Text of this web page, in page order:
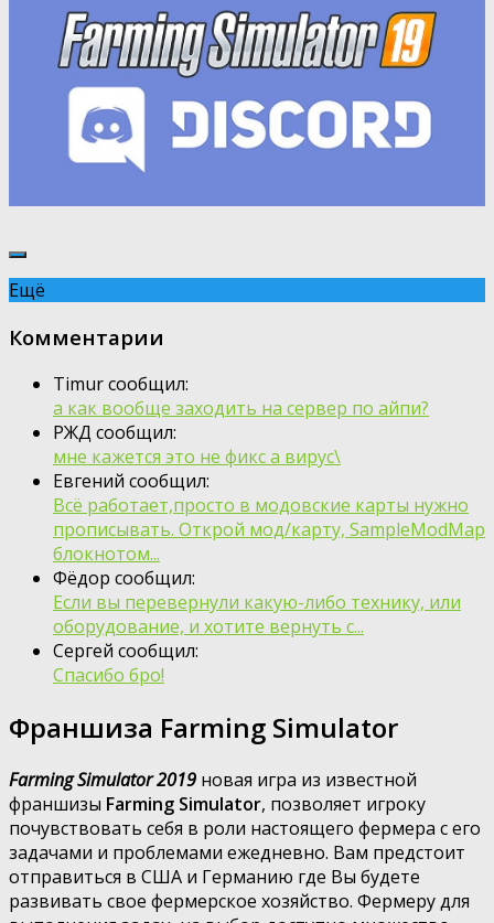
Ещё
Комментарии
Timur сообщил:
а как вообще заходить на сервер по айпи?
РЖД сообщил:
мне кажется это не фикс а вирус\
Евгений сообщил:
Всё работает,просто в модовские карты нужно
прописывать. Открой мод/карту, SampleModMap
блокнотом...
Фёдор сообщил:
Если вы перевернули какую-либо технику, или
оборудование, и хотите вернуть с...
Сергей сообщил:
Спасибо бро!
Франшиза Farming Simulator
Farming Simulator 2019 новая игра из известной
франшизы Farming Simulator, позволяет игроку
почувствовать себя в роли настоящего фермера с его
задачами и проблемами ежедневно. Вам предстоит
отправиться в США и Германию где Вы будете
развивать свое фермерское хозяйство. Фермеру для